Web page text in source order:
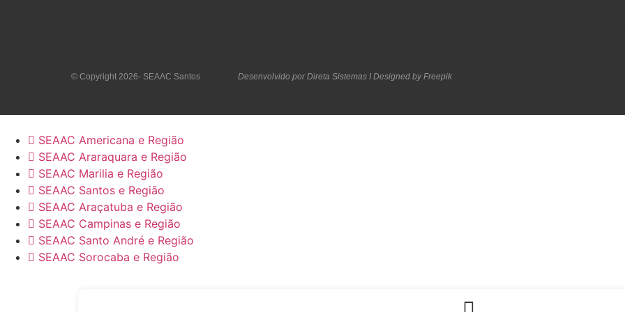
© Copyright 2026- SEAAC Santos Desenvolvido por Direta Sistemas I Designed by Freepik
SEAAC Americana e Região
SEAAC Araraquara e Região
SEAAC Marilia e Região
SEAAC Santos e Região
SEAAC Araçatuba e Região
SEAAC Campinas e Região
SEAAC Santo André e Região
SEAAC Sorocaba e Região